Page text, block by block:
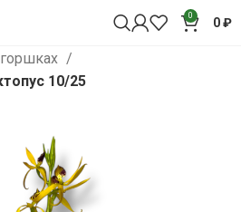
0 0₽
10/25